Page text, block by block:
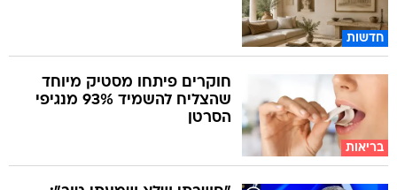
חדשות
בריאות
חוקרים פיתחו מסטיק מיוחד
שהצליח להשמיד 93% מנגיפי
הסרטן